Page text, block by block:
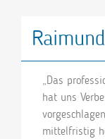
„Das
hat uns
mittelfristig